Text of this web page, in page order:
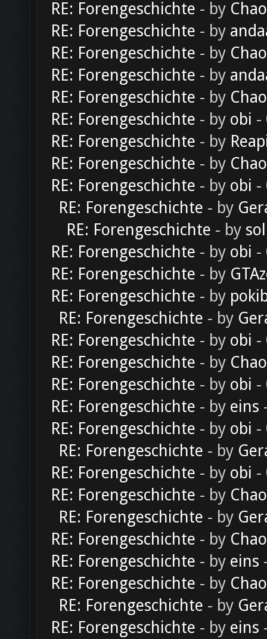
RE: Forengeschichte - by
RE: Forengeschichte - by
RE: Forengeschichte - by
RE: Forengeschichte - by
RE: Forengeschichte - by
RE: Forengeschichte - by obi -
RE: Forengeschichte - by
RE: Forengeschichte - by
RE: Forengeschichte - by obi -
RE: Forengeschichte - by
RE: Forengeschichte - by
RE: Forengeschichte - by obi -
RE: Forengeschichte - by
RE: Forengeschichte - by
RE: Forengeschichte - by
RE: Forengeschichte - by obi -
RE: Forengeschichte - by
RE: Forengeschichte - by obi -
RE: Forengeschichte - by eins
RE: Forengeschichte - by obi -
RE: Forengeschichte - by
RE: Forengeschichte - by obi -
RE: Forengeschichte - by
RE: Forengeschichte - by
RE: Forengeschichte - by
RE: Forengeschichte - by eins
RE: Forengeschichte - by
RE: Forengeschichte - by
RE: Forengeschichte - by eins